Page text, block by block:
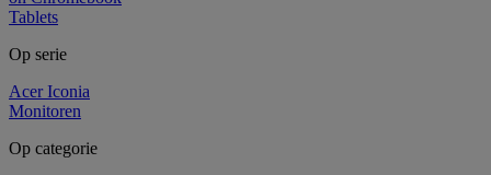
Tablets
Op serie
Acer Iconia
Monitoren
Op categorie